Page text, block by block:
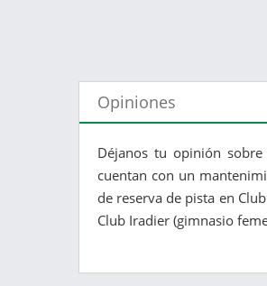
Opiniones
Déjanos tu opinión sobre
cuentan con un
de reserva de pista en
Club Iradier (gimnasio